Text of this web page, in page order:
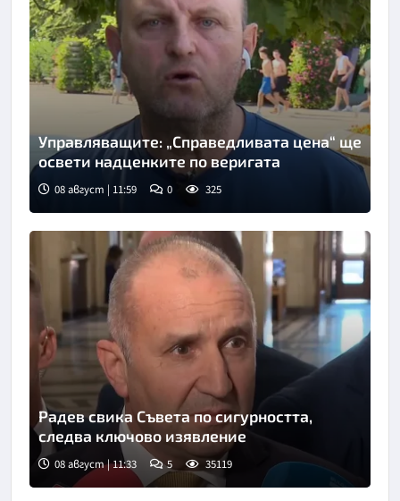
Снимка: Нова телевизия
Управляващите: „Справедливата цена“ ще
освети надценките по веригата
08 август | 11:59 0 325
Радев свика Съвета по сигурността,
следва ключово изявление
08 август | 11:33 5 35119